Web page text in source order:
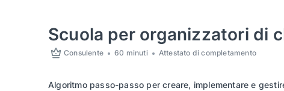
Scuola per organizzatori di
Consulente 60 minuti Attestato di completamento
Algoritmo passo-passo per creare, implementare e